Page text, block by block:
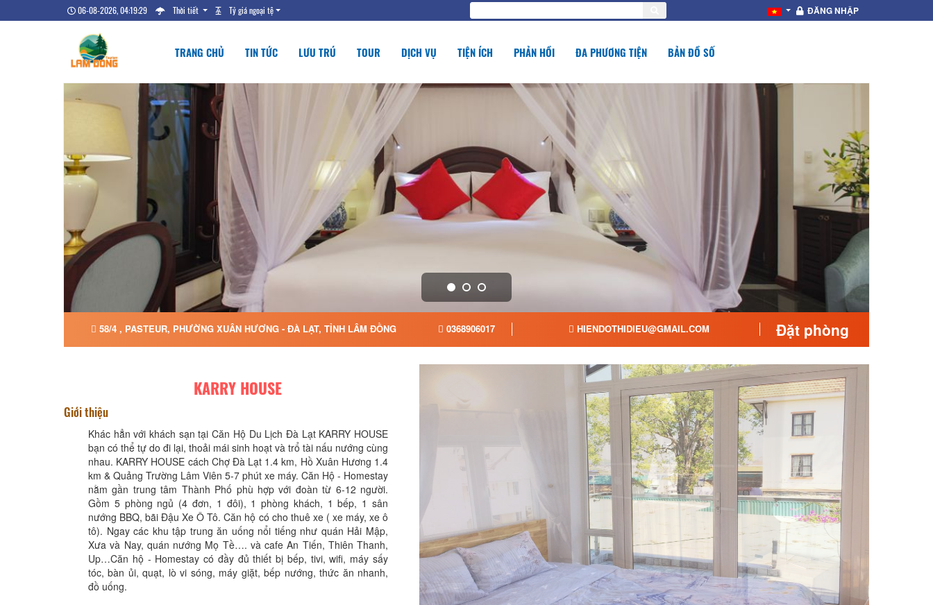
06-08-2026, 04:19:30 Thời tiết Tỷ giá ngoại tệ ĐĂNG NHẬP
TRANG CHỦ TIN TỨC LƯU TRÚ TOUR DỊCH VỤ TIỆN ÍCH PHẢN HỒI ĐA PHƯƠNG TIỆN BẢN ĐỒ SỐ
58/4 , PASTEUR, PHƯỜNG XUÂN HƯƠNG - ĐÀ LẠT, TỈNH LÂM ĐỒNG 0368906017 HIENDOTHIDIEU@GMAIL.COM Đặt phòng
KARRY HOUSE
Giới thiệu
Khác hẳn với khách sạn tại Căn Hộ Du Lịch Đà Lạt KARRY HOUSE
bạn có thể tự do đi lại, thoải mái sinh hoạt và trổ tài nấu nướng cùng
nhau. KARRY HOUSE cách Chợ Đà Lạt 1.4 km, Hồ Xuân Hương 1.4
km & Quảng Trường Lâm Viên 5-7 phút xe máy. Căn Hộ - Homestay
nằm gần trung tâm Thành Phố phù hợp với đoàn từ 6-12 người.
Gồm 5 phòng ngủ (4 đơn, 1 đôi), 1 phòng khách, 1 bếp, 1 sân
nướng BBQ, bãi Đậu Xe Ô Tô. Căn hộ có cho thuê xe ( xe máy, xe ô
tô). Ngay các khu tập trung ăn uống nổi tiếng như quán Hải Mập,
Xưa và Nay, quán nướng Mọ Tề…. và cafe An Tiến, Thiên Thanh,
Up…Căn hộ - Homestay có đầy đủ thiết bị bếp, tivi, wifi, máy sấy
tóc, bàn ủi, quạt, lò vi sóng, máy giặt, bếp nướng, thức ăn nhanh,
đồ uống.